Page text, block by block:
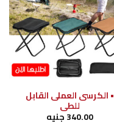
قائمة
الرغبات
• الكرسى العملى القابل
للطى
340.00جنيه